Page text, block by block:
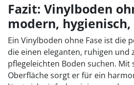
Fazit: Vinylboden
modern,
Ein Vinylboden ohne Fase ist die
die einen eleganten, ruhigen und
pflegeleichten Boden suchen. Mit
Oberfläche sorgt er für ein